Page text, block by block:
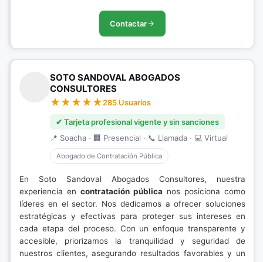
Contactar
SOTO SANDOVAL ABOGADOS
CONSULTORES
285 Usuarios
✔ Tarjeta profesional vigente y sin sanciones
📍 Soacha · 🏢 Presencial · 📞 Llamada · 💻 Virtual
Abogado de Contratación Pública
En Soto Sandoval Abogados Consultores, nuestra
experiencia en contratación pública nos posiciona como
líderes en el sector. Nos dedicamos a ofrecer soluciones
estratégicas y efectivas para proteger sus intereses en
cada etapa del proceso. Con un enfoque transparente y
accesible, priorizamos la tranquilidad y seguridad de
nuestros clientes, asegurando resultados favorables y un